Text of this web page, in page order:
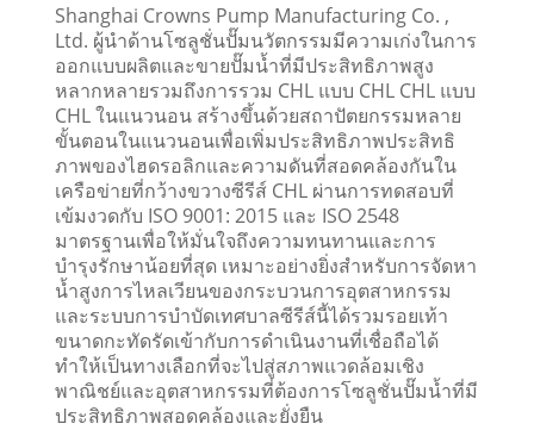
Shanghai Crowns Pump Manufacturing Co. ,
Ltd. ผู้นำด้านโซลูชั่นปั๊มนวัตกรรมมีความเก่งในการ
ออกแบบผลิตและขายปั๊มน้ำที่มีประสิทธิภาพสูง
หลากหลายรวมถึงการรวม CHL แบบ CHL CHL แบบ
CHL ในแนวนอน สร้างขึ้นด้วยสถาปัตยกรรมหลาย
ขั้นตอนในแนวนอนเพื่อเพิ่มประสิทธิภาพประสิทธิ
ภาพของไฮดรอลิกและความดันที่สอดคล้องกันใน
เครือข่ายที่กว้างขวางซีรีส์ CHL ผ่านการทดสอบที่
เข้มงวดกับ ISO 9001: 2015 และ ISO 2548
มาตรฐานเพื่อให้มั่นใจถึงความทนทานและการ
บำรุงรักษาน้อยที่สุด เหมาะอย่างยิ่งสำหรับการจัดหา
น้ำสูงการไหลเวียนของกระบวนการอุตสาหกรรม
และระบบการบำบัดเทศบาลซีรีส์นี้ได้รวมรอยเท้า
ขนาดกะทัดรัดเข้ากับการดำเนินงานที่เชื่อถือได้
ทำให้เป็นทางเลือกที่จะไปสู่สภาพแวดล้อมเชิง
พาณิชย์และอุตสาหกรรมที่ต้องการโซลูชั่นปั๊มน้ำที่มี
ประสิทธิภาพสอดคล้องและยั่งยืน